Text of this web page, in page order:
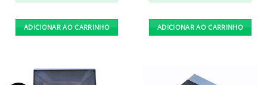
ADICIONAR AO CARRINHO ADICIONAR AO CARRINHO